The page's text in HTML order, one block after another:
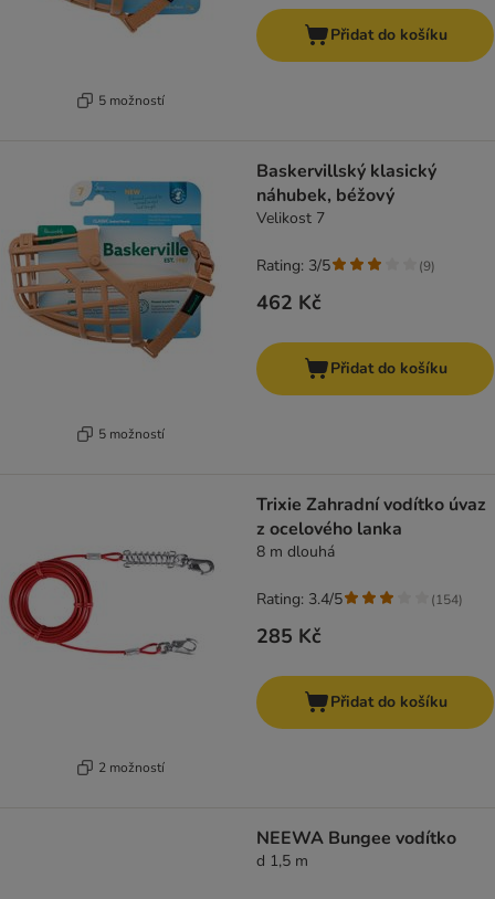
5 možností
Přidat do košíku
5 možností
Baskervillský klasický
náhubek, béžový
Velikost 7
462 Kč
Rating: 3/5 (9)
Přidat do košíku
2 možností
Trixie Zahradní vodítko úvaz
z ocelového lanka
8 m dlouhá
285 Kč
Rating: 3.4/5 (154)
Přidat do košíku
NEEWA Bungee vodítko
d 1,5 m